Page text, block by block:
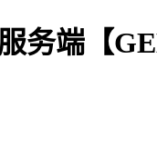
务端【